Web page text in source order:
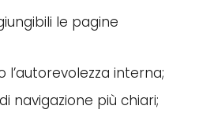
le pagine
l’autorevolezza interna;
navigazione più chiari;